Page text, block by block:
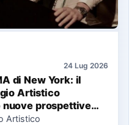
24 Lug 2026
di New York: il
Artistico
nuove prospettive
Artistico